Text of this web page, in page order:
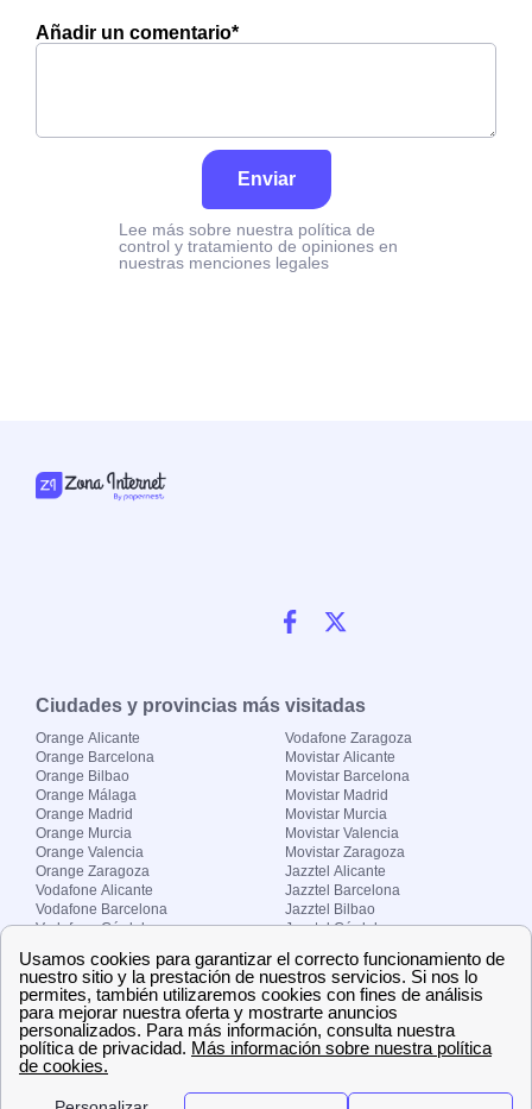
Añadir un comentario*
Enviar
Lee más sobre nuestra política de
control y tratamiento de opiniones en
nuestras menciones legales
Ciudades y provincias más visitadas
Orange Alicante
Orange Barcelona
Orange Bilbao
Orange Málaga
Orange Madrid
Orange Murcia
Orange Valencia
Orange Zaragoza
Vodafone Alicante
Vodafone Barcelona
Vodafone Córdoba
Vodafone Madrid
Vodafone Murcia
Vodafone Valencia
Vodafone Zaragoza
Movistar Alicante
Movistar Barcelona
Movistar Madrid
Movistar Murcia
Movistar Valencia
Movistar Zaragoza
Jazztel Alicante
Jazztel Barcelona
Jazztel Bilbao
Jazztel Córdoba
Jazztel Málaga
Jazztel Valencia
Jazztel Zaragoza
Sobre Zona-internet.com
¿Quiénes somos?
El grupo papernest